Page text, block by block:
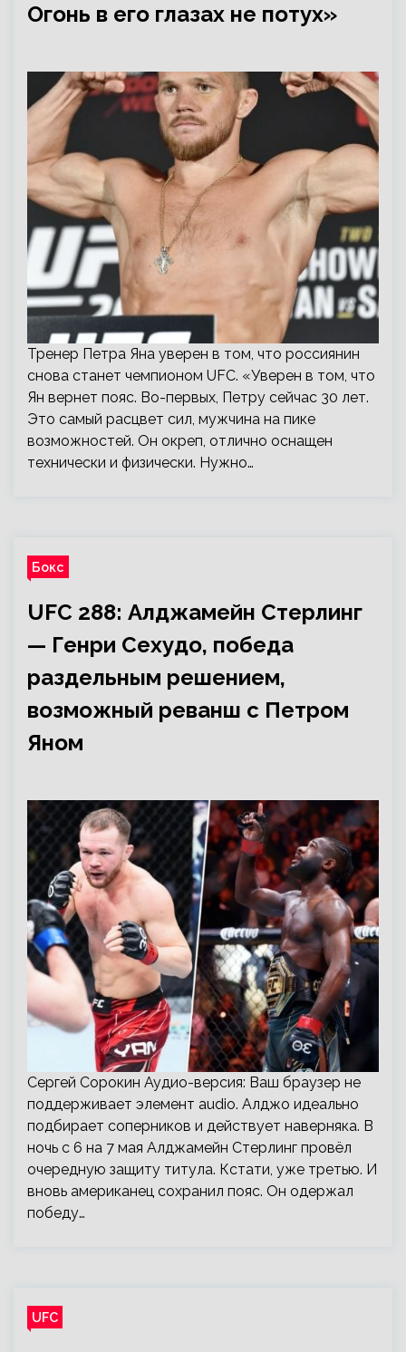
Огонь в его глазах не потух»
Тренер Петра Яна уверен в том, что россиянин
снова станет чемпионом UFC. «Уверен в том, что
Ян вернет пояс. Во-первых, Петру сейчас 30 лет.
Это самый расцвет сил, мужчина на пике
возможностей. Он окреп, отлично оснащен
технически и физически. Нужно…
Бокс
UFC 288: Алджамейн Стерлинг
— Генри Сехудо, победа
раздельным решением,
возможный реванш с Петром
Яном
Сергей Сорокин Аудио-версия: Ваш браузер не
поддерживает элемент audio. Алджо идеально
подбирает соперников и действует наверняка. В
ночь с 6 на 7 мая Алджамейн Стерлинг провёл
очередную защиту титула. Кстати, уже третью. И
вновь американец сохранил пояс. Он одержал
победу…
UFC